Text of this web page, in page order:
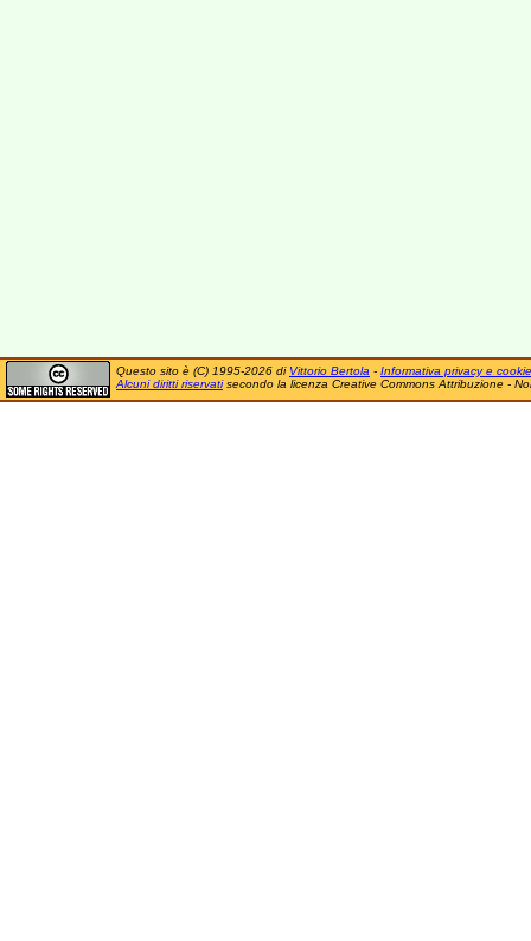
Questo sito è (C) 1995-2026 di Vittorio Bertola - Informativa privacy e cookie
Alcuni diritti riservatisecondo la licenza Creative Commons Attribuzione -